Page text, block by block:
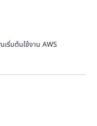
เริ่มต้นใช้งาน AWS